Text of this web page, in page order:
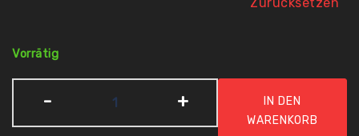
Vorrätig
-
-
Aufkleber
+
IN DEN
WARENKORB